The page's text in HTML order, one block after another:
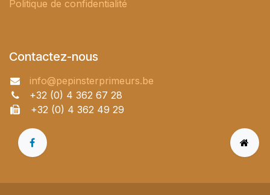
Politique de confidentialité
Contactez-nous
info@pepinsterprimeurs.be
+32 (0) 4 362 67 28
+32 (0) 4 362 49 29